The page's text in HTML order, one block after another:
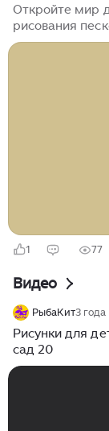
Откройте мир
рисования
наборы для
1 77
Видео
РыбаКит3 года
Рисунки для
сад 20